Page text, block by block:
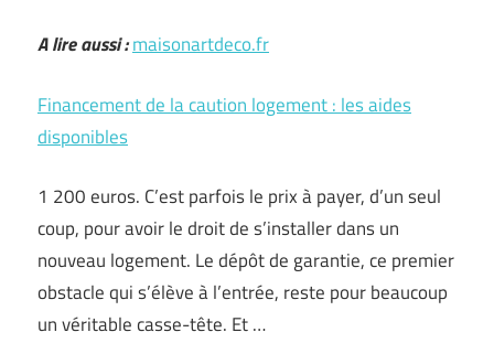
A lire aussi :maisonartdeco.fr
Financement de la caution logement : les aides
disponibles
1 200 euros. C’est parfois le prix à payer, d’un seul
coup, pour avoir le droit de s’installer dans un
nouveau logement. Le dépôt de garantie, ce premier
obstacle qui s’élève à l’entrée, reste pour beaucoup
un véritable casse-tête. Et …